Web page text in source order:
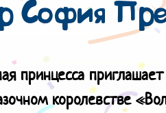
София
принцесса
королевстве